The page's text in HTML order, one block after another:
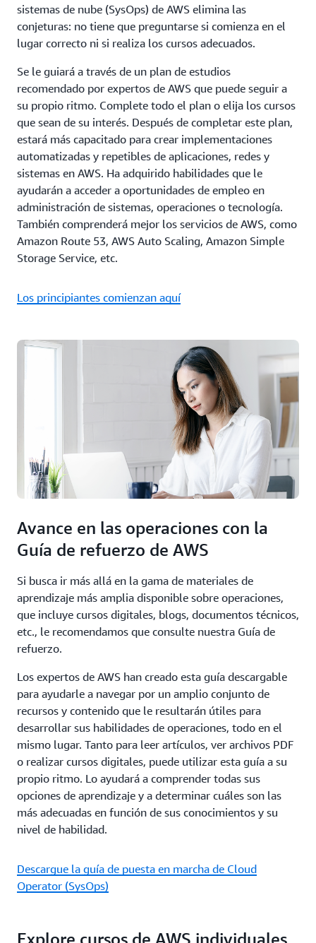
sistemas de nube (SysOps) de AWS elimina las
conjeturas: no tiene que preguntarse si comienza en el
lugar correcto ni si realiza los cursos adecuados.
Se le guiará a través de un plan de estudios
recomendado por expertos de AWS que puede seguir a
su propio ritmo. Complete todo el plan o elija los cursos
que sean de su interés. Después de completar este plan,
estará más capacitado para crear implementaciones
automatizadas y repetibles de aplicaciones, redes y
sistemas en AWS. Ha adquirido habilidades que le
ayudarán a acceder a oportunidades de empleo en
administración de sistemas, operaciones o tecnología.
También comprenderá mejor los servicios de AWS, como
Amazon Route 53, AWS Auto Scaling, Amazon Simple
Storage Service, etc.
Los principiantes comienzan aquí
Avance en las operaciones con la
Guía de refuerzo de AWS
Si busca ir más allá en la gama de materiales de
aprendizaje más amplia disponible sobre operaciones,
que incluye cursos digitales, blogs, documentos técnicos,
etc., le recomendamos que consulte nuestra Guía de
refuerzo.
Los expertos de AWS han creado esta guía descargable
para ayudarle a navegar por un amplio conjunto de
recursos y contenido que le resultarán útiles para
desarrollar sus habilidades de operaciones, todo en el
mismo lugar. Tanto para leer artículos, ver archivos PDF
o realizar cursos digitales, puede utilizar esta guía a su
propio ritmo. Lo ayudará a comprender todas sus
opciones de aprendizaje y a determinar cuáles son las
más adecuadas en función de sus conocimientos y su
nivel de habilidad.
Descargue la guía de puesta en marcha de Cloud
Operator (SysOps)
Explore cursos de AWS individuales